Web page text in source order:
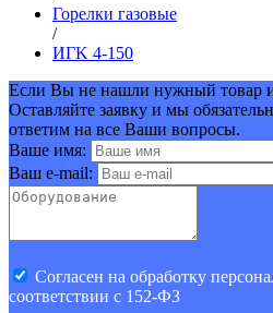
Горелки газовые
/
ИГK 4-150
Если Вы не нашли нужный товар
Оставляйте заявку и мы
ответим на все Ваши вопросы.
Ваше имя:
Ваш e-mail:
Cогласен на обработку
соответствии с 152-ФЗ